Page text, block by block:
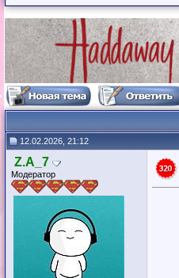
12.02.2026, 21:12
Z.A_7
Модератор